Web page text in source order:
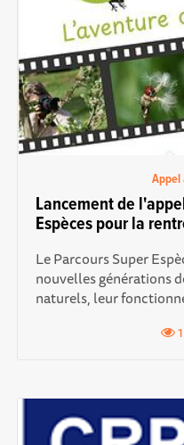
Appel
Lancement de
Espèces pour la
Le Parcours Super
nouvelles générations
naturels, leur